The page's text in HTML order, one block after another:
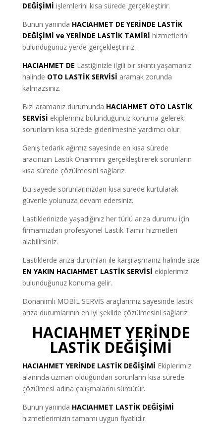
DEĞİŞİMİ işlemlerini kısa sürede gerçekleştirir.
Bunun yanında HACIAHMET DE YERİNDE LASTİK
DEĞİŞİMİ ve YERİNDE LASTİK TAMİRİ hizmetlerini
bulunduğunuz yerde gerçekleştiririz.
HACIAHMET DE Lastiğinizle ilgili bir sıkıntı yaşamanız
halinde OTO LASTİK SERVİSİ aramak zorunda
kalmazsınız.
Bizi aramanız durumunda HACIAHMET OTO LASTİK
SERVİSİ ekiplerimiz bulunduğunuz konuma gelerek
sorunların kısa sürede giderilmesine yardımcı olur.
Geniş tedarik ağımız sayesinde en kısa sürede
aracınızın Lastik Onarımını gerçekleştirerek sorunların
kısa sürede çözülmesini sağlarız.
Bu sayede sorunlarınızdan kısa sürede kurtularak
güvenle yolunuza devam edersiniz.
Lastiklerinizde yaşadığınız her türlü arıza durumu için
firmamızdan profesyonel Lastik Tamir hizmetleri
alabilirsiniz.
Lastiklerde arıza durumları ile karşılaşmanız halinde size
EN YAKIN HACIAHMET LASTİK SERVİSİ ekiplerimiz
bulunduğunuz konuma gelir.
Donanımlı MOBİL SERVİS araçlarımız sayesinde lastik
arıza durumlarının en iyi şekilde çözülmesini sağlarız.
HACIAHMET YERİNDE
LASTİK DEĞİŞİMİ
HACIAHMET YERİNDE LASTİK DEĞİŞİMİ Ekiplerimiz
alanında uzman olduğundan sorunların kısa sürede
çözülmesi adına çalışmalarını sürdürür.
Bunun yanında HACIAHMET LASTİK DEĞİŞİMİ
hizmetlerimizin tamamı uygun fiyatlıdır.